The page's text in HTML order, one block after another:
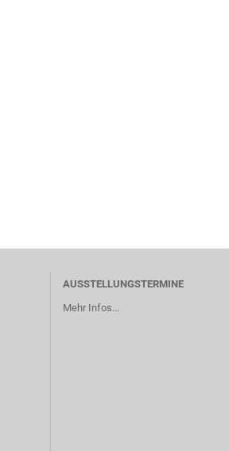
AUSSTELLUNGSTERMINE
Mehr Infos...